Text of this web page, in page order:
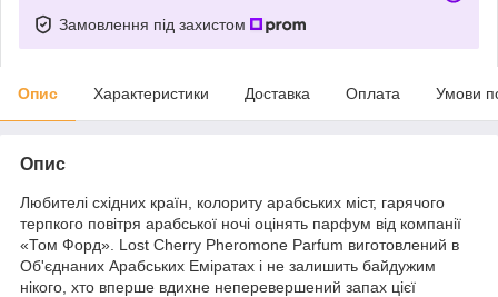
Замовлення під захистом
Опис Характеристики Доставка Оплата Умови
Опис
Любителі східних країн, колориту арабських міст, гарячого
терпкого повітря арабської ночі оцінять парфум від компанії
«Том Форд». Lost Cherry Pheromone Parfum виготовлений в
Об'єднаних Арабських Еміратах і не залишить байдужим
нікого, хто вперше вдихне неперевершений запах цієї